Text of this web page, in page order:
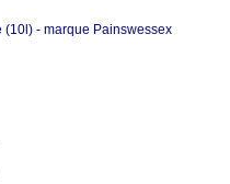
- marque Painswessex